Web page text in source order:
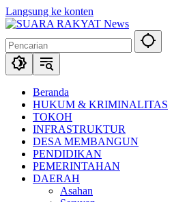
Langsung ke konten
Beranda
HUKUM & KRIMINALITAS
TOKOH
INFRASTRUKTUR
DESA MEMBANGUN
PENDIDIKAN
PEMERINTAHAN
DAERAH
Asahan